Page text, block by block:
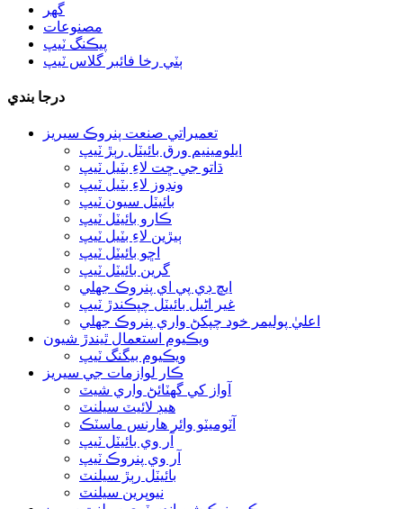
گھر
مصنوعات
پيڪنگ ٽيپ
ٻٽي رخا فائبر گلاس ٽيپ
درجا بندي
تعميراتي صنعت پنروڪ سيريز
ايلومينيم ورق بائيٽل رٻڙ ٽيپ
ڌاتو جي ڇت لاءِ بٽيل ٽيپ
ونڊوز لاءِ بٽيل ٽيپ
بائيٽل سيون ٽيپ
ڪارو بائيٽل ٽيپ
ٻيڙين لاءِ بٽيل ٽيپ
اڇو بائيٽل ٽيپ
گرين بائيٽل ٽيپ
ايڇ ڊي پي اي پنروڪ جھلي
غير اڻيل بائيٽل چپڪندڙ ٽيپ
اعليٰ پوليمر خود چپکڻ واري پنروڪ جھلي
ويڪيوم استعمال ٿيندڙ شيون
ويڪيوم بيگنگ ٽيپ
ڪار لوازمات جي سيريز
آواز کي گهٽائڻ واري شيٽ
هيڊ لائيٽ سيلنٽ
آٽوميٽو وائر هارنس ماسٽڪ
آر وي بائيٽل ٽيپ
آر وي پنروڪ ٽيپ
بائيٽل رٻڙ سيلنٽ
نيوپرين سيلنٽ